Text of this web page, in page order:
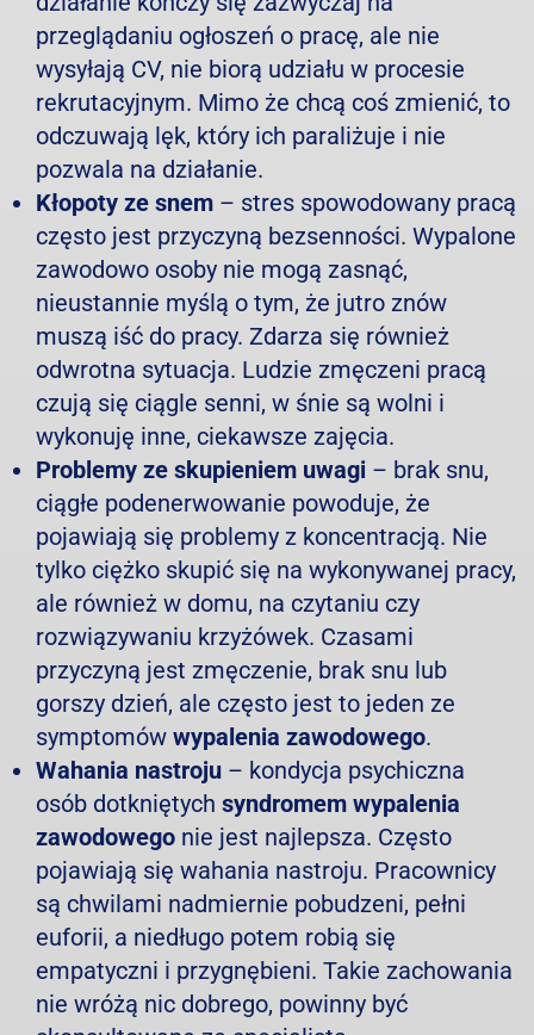
przeglądaniu ogłoszeń o pracę, ale nie
wysyłają CV, nie biorą udziału w procesie
rekrutacyjnym. Mimo że chcą coś zmienić, to
odczuwają lęk, który ich paraliżuje i nie
pozwala na działanie.
Kłopoty ze snem – stres spowodowany pracą
często jest przyczyną bezsenności. Wypalone
zawodowo osoby nie mogą zasnąć,
nieustannie myślą o tym, że jutro znów
muszą iść do pracy. Zdarza się również
odwrotna sytuacja. Ludzie zmęczeni pracą
czują się ciągle senni, w śnie są wolni i
wykonuję inne, ciekawsze zajęcia.
Problemy ze skupieniem uwagi – brak snu,
ciągłe podenerwowanie powoduje, że
pojawiają się problemy z koncentracją. Nie
tylko ciężko skupić się na wykonywanej pracy,
ale również w domu, na czytaniu czy
rozwiązywaniu krzyżówek. Czasami
przyczyną jest zmęczenie, brak snu lub
gorszy dzień, ale często jest to jeden ze
symptomów wypalenia zawodowego.
Wahania nastroju – kondycja psychiczna
osób dotkniętych syndromem wypalenia
zawodowego nie jest najlepsza. Często
pojawiają się wahania nastroju. Pracownicy
są chwilami nadmiernie pobudzeni, pełni
euforii, a niedługo potem robią się
empatyczni i przygnębieni. Takie zachowania
nie wróżą nic dobrego, powinny być